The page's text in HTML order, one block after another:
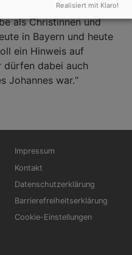
für Jesus:
als Christinnen und
in Bayern und heute
ein Hinweis auf
dürfen dabei auch
Johannes war.“
Fußbereichsmenü
Impressum
Kontakt
Datenschutzerklärung
Barrierefreiheitserklärung
Cookie-Einstellungen
Realisiert mit Klaro!